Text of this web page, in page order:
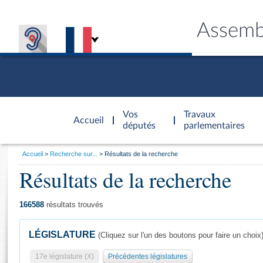
Accueil
d'accueil
Vos
députés
Travaux
parlementaires
Général
Vous
Accueil Recherche sur... Résultats de la recherche
Résultats de la recherche
166588 résultats trouvés
LÉGISLATURE (Cliquez sur l'un des boutons pour faire un choix)
17e législature (X) Précédentes législatures